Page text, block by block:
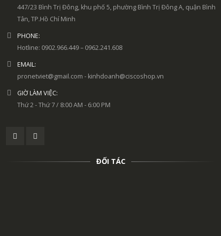
447/23 Bình Trị Đông, khu phố 5, phường Bình Trị Đông A, quận Bình
Tân, TP.Hồ Chí Minh
PHONE:
Hotline: 0902.966.449 – 0962.241.608
EMAIL:
pronetviet@gmail.com - kinhdoanh@ciscoshop.vn
GIỜ LÀM VIỆC:
Thứ 2 - Thứ 7 / 8:00 AM - 6:00 PM
ĐỐI TÁC